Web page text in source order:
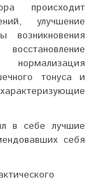
происходит
улучшение
возникновения
тонуса и
в себе лучшие
себя